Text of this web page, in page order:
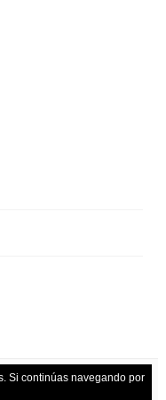
Si continúas navegando por